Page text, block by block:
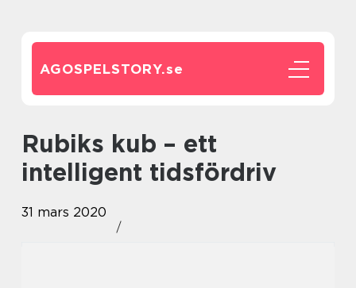
AGOSPELSTORY.se
Rubiks kub – ett
intelligent tidsfördriv
31 mars 2020